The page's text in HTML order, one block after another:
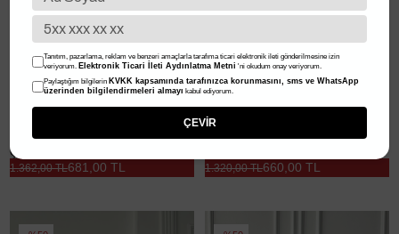
681,00 TL
1.362,00 TL 660,00 TL
1.320,00 TL
Tanıtım, pazarlama, reklam ve benzeri amaçlarla tarafıma ticari elektronik ileti gönderilmesine izin
veriyorum. Elektronik Ticari İleti Aydınlatma Metni 'ni okudum onay veriyorum.
Paylaştığım bilgilerin KVKK kapsamında tarafınızca korunmasını, sms ve WhatsApp
üzerinden bilgilendirmeleri almayı kabul ediyorum.
ÇEVİR